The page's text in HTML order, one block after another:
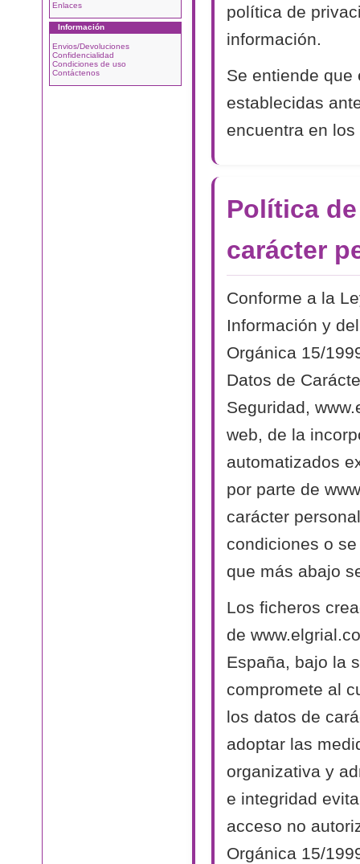
Enlaces
Información
Envios/Devoluciones
Confidencialidad
Condiciones de uso
Contáctenos
política de
información.
Se entiende
establecidas
encuentra en
Política
carácter
Conforme a la
Información y
Orgánica 15/
Datos de
Seguridad,
web, de la
automatizados
por parte de
carácter
condiciones o
que más abajo
Los ficheros
de
España, bajo la
compromete al
los datos de
adoptar las
organizativa y
e integridad
acceso no
Orgánica 15/